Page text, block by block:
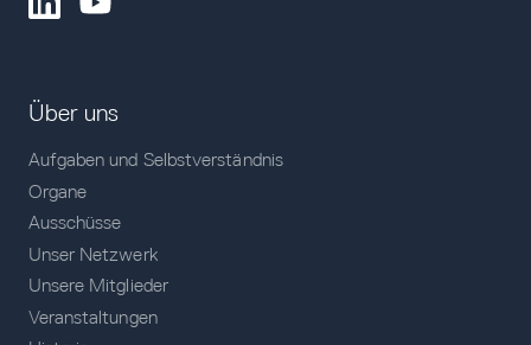
Über uns
Aufgaben und Selbstverständnis
Organe
Ausschüsse
Unser Netzwerk
Unsere Mitglieder
Veranstaltungen